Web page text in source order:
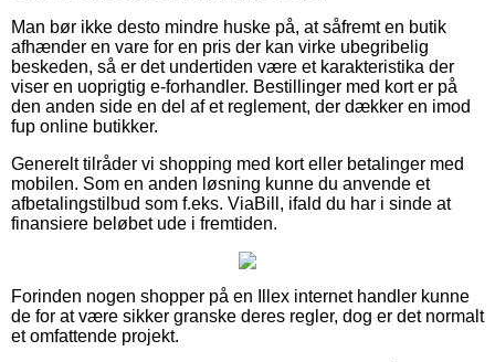
Man bør ikke desto mindre huske på, at såfremt en butik
afhænder en vare for en pris der kan virke ubegribelig
beskeden, så er det undertiden være et karakteristika der
viser en uoprigtig e-forhandler. Bestillinger med kort er på
den anden side en del af et reglement, der dækker en imod
fup online butikker.
Generelt tilråder vi shopping med kort eller betalinger med
mobilen. Som en anden løsning kunne du anvende et
afbetalingstilbud som f.eks. ViaBill, ifald du har i sinde at
finansiere beløbet ude i fremtiden.
Forinden nogen shopper på en Illex internet handler kunne
de for at være sikker granske deres regler, dog er det normalt
et omfattende projekt.